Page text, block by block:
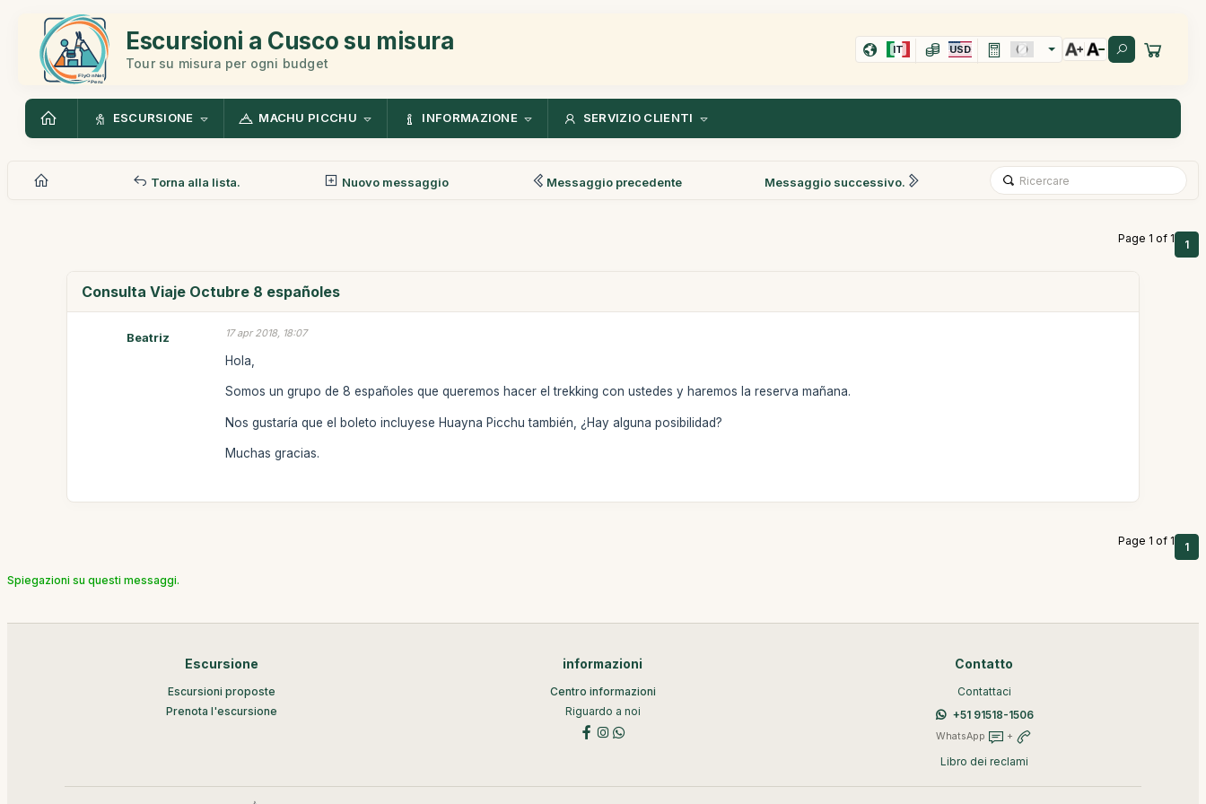
Escursioni a Cusco su misura
Tour su misura per ogni budget
IT USD
ESCURSIONE MACHU PICCHU INFORMAZIONE SERVIZIO CLIENTI
Torna alla lista. Nuovo messaggio Messaggio precedente Messaggio successivo.
Page 1 of 1 1
Consulta Viaje Octubre 8 españoles
Beatriz 17 apr 2018, 18:07
Hola,
Somos un grupo de 8 españoles que queremos hacer el trekking con ustedes y haremos la reserva mañana.
Nos gustaría que el boleto incluyese Huayna Picchu también, ¿Hay alguna posibilidad?
Muchas gracias.
Page 1 of 1 1
Spiegazioni su questi messaggi.
Escursione
Escursioni proposte
Prenota l'escursione
informazioni
Centro informazioni
Riguardo a noi
Contatto
Contattaci
+51 91518-1506
WhatsApp +
Libro dei reclami